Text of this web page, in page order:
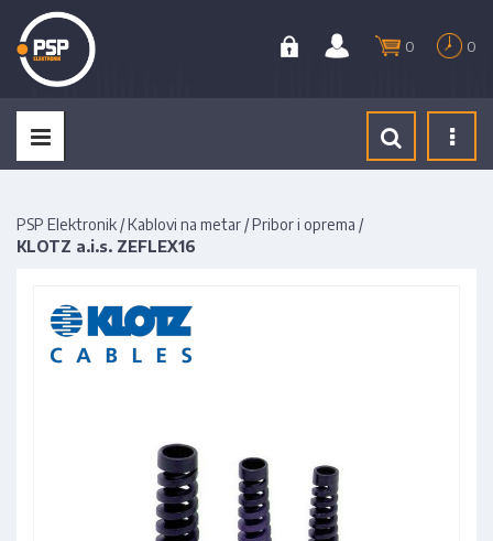
0 0
PSP Elektronik /Kablovi na metar /Pribor i oprema /
KLOTZ a.i.s. ZEFLEX16